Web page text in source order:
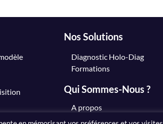
Nos Solutions
Diagnostic Holo-Diag
Formations
Qui Sommes-Nous ?
A propos
Pourquoi l’immatériel ?